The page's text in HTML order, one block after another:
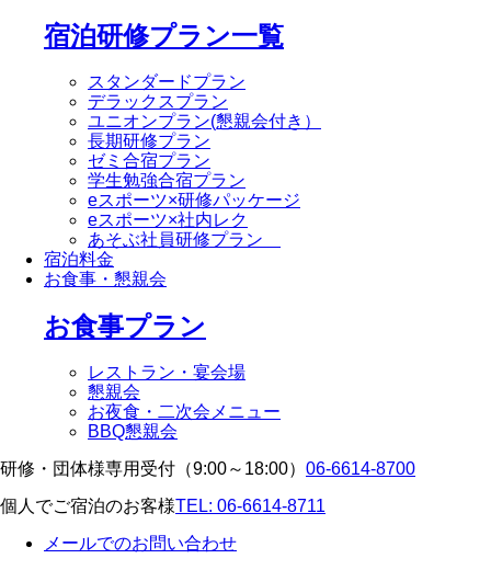
宿泊研修プラン一覧
スタンダードプラン
デラックスプラン
ユニオンプラン(懇親会付き）
長期研修プラン
ゼミ合宿プラン
学生勉強合宿プラン
eスポーツ×研修パッケージ
eスポーツ×社内レク
あそぶ社員研修プラン
宿泊料金
お食事・懇親会
お食事プラン
レストラン・宴会場
懇親会
お夜食・二次会メニュー
BBQ懇親会
研修・団体様専用受付（9:00～18:00） 06-6614-8700
個人でご宿泊のお客様TEL: 06-6614-8711
メールでのお問い合わせ